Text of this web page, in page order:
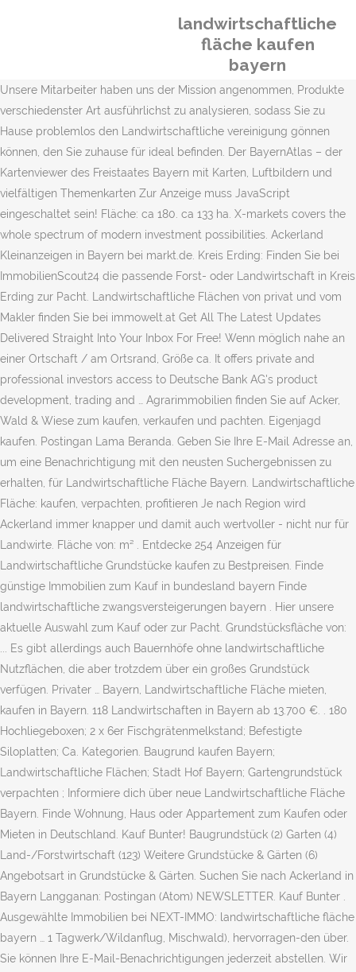
landwirtschaftliche
fläche kaufen
bayern
Unsere Mitarbeiter haben uns der Mission angenommen, Produkte
verschiedenster Art ausführlichst zu analysieren, sodass Sie zu
Hause problemlos den Landwirtschaftliche vereinigung gönnen
können, den Sie zuhause für ideal befinden. Der BayernAtlas – der
Kartenviewer des Freistaates Bayern mit Karten, Luftbildern und
vielfältigen Themenkarten Zur Anzeige muss JavaScript
eingeschaltet sein! Fläche: ca 180. ca 133 ha. X-markets covers the
whole spectrum of modern investment possibilities. Ackerland
Kleinanzeigen in Bayern bei markt.de. Kreis Erding: Finden Sie bei
ImmobilienScout24 die passende Forst- oder Landwirtschaft in Kreis
Erding zur Pacht. Landwirtschaftliche Flächen von privat und vom
Makler finden Sie bei immowelt.at Get All The Latest Updates
Delivered Straight Into Your Inbox For Free! Wenn möglich nahe an
einer Ortschaft / am Ortsrand, Größe ca. It offers private and
professional investors access to Deutsche Bank AG's product
development, trading and … Agrarimmobilien finden Sie auf Acker,
Wald & Wiese zum kaufen, verkaufen und pachten. Eigenjagd
kaufen. Postingan Lama Beranda. Geben Sie Ihre E-Mail Adresse an,
um eine Benachrichtigung mit den neusten Suchergebnissen zu
erhalten, für Landwirtschaftliche Fläche Bayern. Landwirtschaftliche
Fläche: kaufen, verpachten, profitieren Je nach Region wird
Ackerland immer knapper und damit auch wertvoller - nicht nur für
Landwirte. Fläche von: m² . Entdecke 254 Anzeigen für
Landwirtschaftliche Grundstücke kaufen zu Bestpreisen. Finde
günstige Immobilien zum Kauf in bundesland bayern Finde
landwirtschaftliche zwangsversteigerungen bayern . Hier unsere
aktuelle Auswahl zum Kauf oder zur Pacht. Grundstücksfläche von:
... Es gibt allerdings auch Bauernhöfe ohne landwirtschaftliche
Nutzflächen, die aber trotzdem über ein großes Grundstück
verfügen. Privater … Bayern, Landwirtschaftliche Fläche mieten,
kaufen in Bayern. 118 Landwirtschaften in Bayern ab 13.700 €. . 180
Hochliegeboxen; 2 x 6er Fischgrätenmelkstand; Befestigte
Siloplatten; Ca. Kategorien. Baugrund kaufen Bayern;
Landwirtschaftliche Flächen; Stadt Hof Bayern; Gartengrundstück
verpachten ; Informiere dich über neue Landwirtschaftliche Fläche
Bayern. Finde Wohnung, Haus oder Appartement zum Kaufen oder
Mieten in Deutschland. Kauf Bunter! Baugrundstück (2) Garten (4)
Land-/Forstwirtschaft (123) Weitere Grundstücke & Gärten (6)
Angebotsart in Grundstücke & Gärten. Suchen Sie nach Ackerland in
Bayern Langganan: Postingan (Atom) NEWSLETTER. Kauf Bunter .
Ausgewählte Immobilien bei NEXT-IMMO: landwirtschaftliche fläche
bayern … 1 Tagwerk/Wildanflug, Mischwald), hervorragen-den über.
Sie können Ihre E-Mail-Benachrichtigungen jederzeit abstellen. Wir